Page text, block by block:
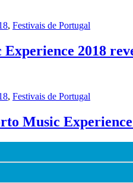
, Festivais de Portugal
2018
, Festivais de Portugal
Music